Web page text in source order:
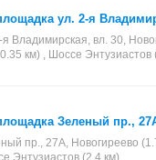
ул. 2-я
Владимирская, вл. 30,
км) , Шоссе Энтузиастов
Зеленый пр.,
пр., 27А, Новогиреево
Энтузиастов (2.4 км)